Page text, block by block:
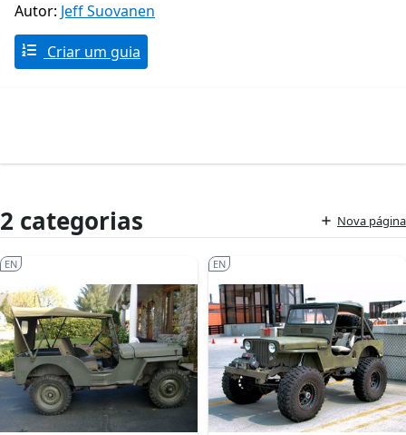
Autor: Jeff Suovanen
Criar um guia
2 categorias Nova página
EN EN